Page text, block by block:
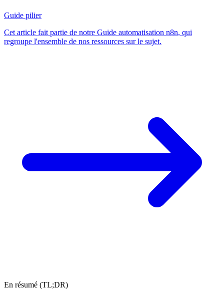
Guide pilier
Cet article fait partie de notre Guide automatisation n8n, qui
regroupe l'ensemble de nos ressources sur le sujet.
En résumé (TL;DR)